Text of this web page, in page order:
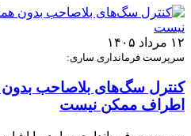
۱۲ مرداد ۱۴۰۵
سرپرست فرمانداری ساری:
کنترل سگ‌های بلاصاحب
اطراف ممکن نیست